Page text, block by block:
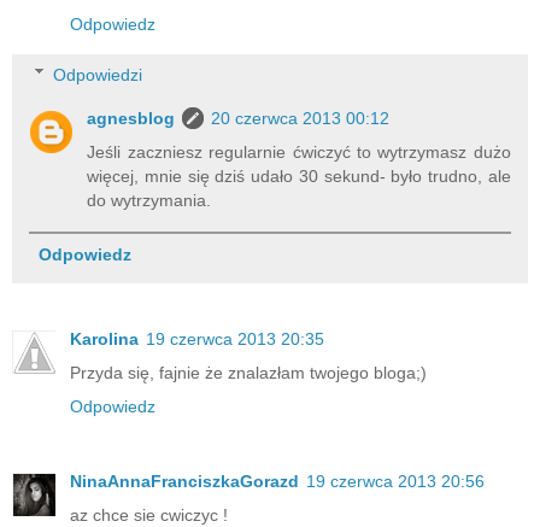
Odpowiedz
Odpowiedzi
agnesblog
20 czerwca 2013 00:12
Jeśli zaczniesz regularnie ćwiczyć to wytrzymasz dużo
więcej, mnie się dziś udało 30 sekund- było trudno, ale
do wytrzymania.
Odpowiedz
Karolina 19 czerwca 2013 20:35
Przyda się, fajnie że znalazłam twojego bloga;)
Odpowiedz
NinaAnnaFranciszkaGorazd 19 czerwca 2013 20:56
az chce sie cwiczyc !